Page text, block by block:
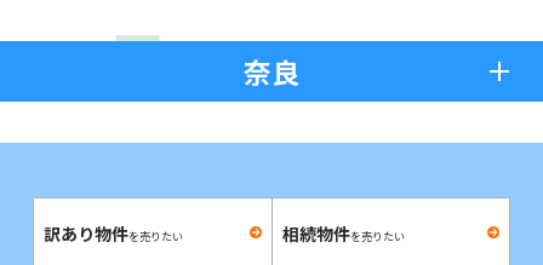
奈良
訳あり物件を売りたい 相続物件を売りたい